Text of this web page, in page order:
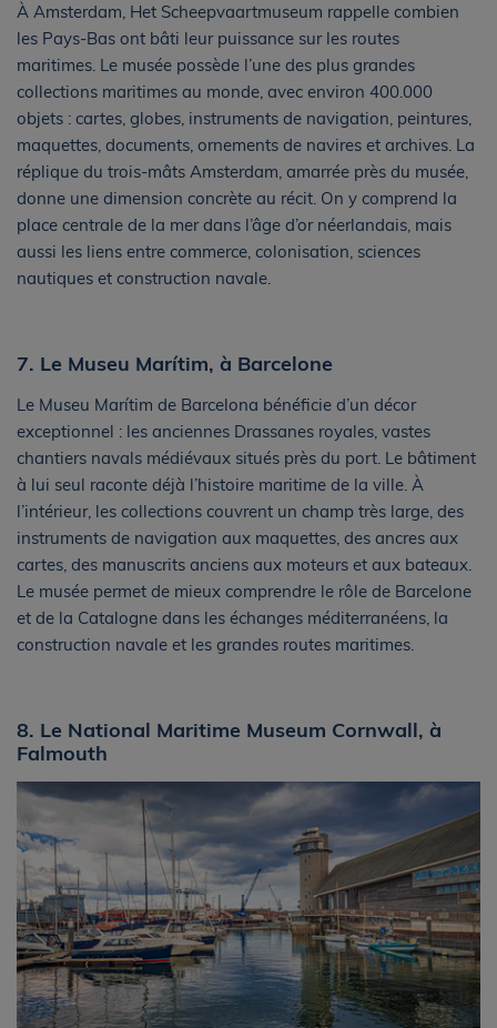
À Amsterdam, Het Scheepvaartmuseum rappelle combien
les Pays-Bas ont bâti leur puissance sur les routes
maritimes. Le musée possède l’une des plus grandes
collections maritimes au monde, avec environ 400.000
objets : cartes, globes, instruments de navigation, peintures,
maquettes, documents, ornements de navires et archives. La
réplique du trois-mâts Amsterdam, amarrée près du musée,
donne une dimension concrète au récit. On y comprend la
place centrale de la mer dans l’âge d’or néerlandais, mais
aussi les liens entre commerce, colonisation, sciences
nautiques et construction navale.
7. Le Museu Marítim, à Barcelone
Le Museu Marítim de Barcelona bénéficie d’un décor
exceptionnel : les anciennes Drassanes royales, vastes
chantiers navals médiévaux situés près du port. Le bâtiment
à lui seul raconte déjà l’histoire maritime de la ville. À
l’intérieur, les collections couvrent un champ très large, des
instruments de navigation aux maquettes, des ancres aux
cartes, des manuscrits anciens aux moteurs et aux bateaux.
Le musée permet de mieux comprendre le rôle de Barcelone
et de la Catalogne dans les échanges méditerranéens, la
construction navale et les grandes routes maritimes.
8. Le National Maritime Museum Cornwall, à
Falmouth